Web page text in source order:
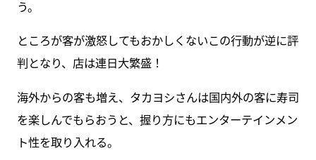
う。
ところが客が激怒してもおかしくないこの行動が逆に評
判となり、店は連日大繁盛！
海外からの客も増え、タカヨシさんは国内外の客に寿司
を楽しんでもらおうと、握り方にもエンターテインメン
ト性を取り入れる。